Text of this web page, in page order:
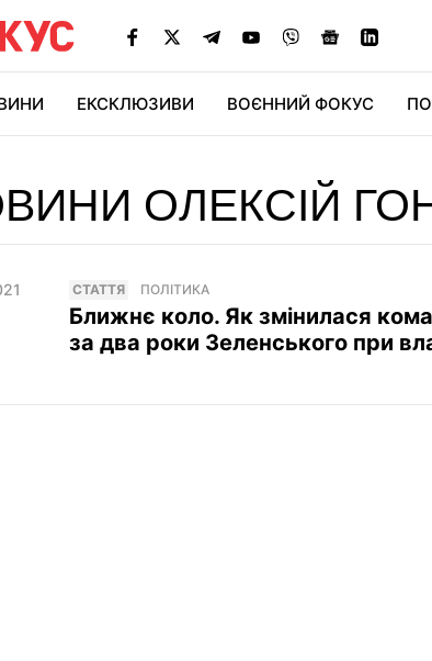
ЕКСКЛЮЗИВИ ВОЄННИЙ ФОКУС
ОЛЕКСІЙ
СТАТТЯ ПОЛІТИКА
Ближнє коло. Як змінилася
за два роки Зеленського при